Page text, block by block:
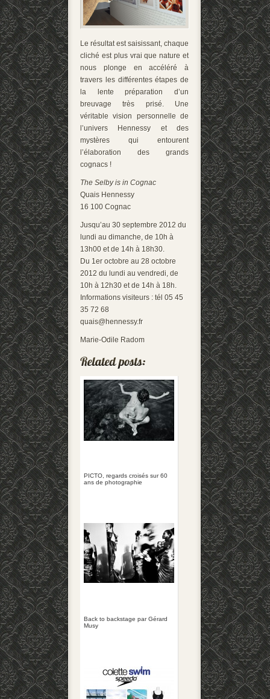
Le résultat est saisissant, chaque
cliché est plus vrai que nature et
nous plonge en accéléré à
travers les différentes étapes de
la lente préparation d’un
breuvage très prisé. Une
véritable vision personnelle de
l’univers Hennessy et des
mystères qui entourent
l’élaboration des grands
cognacs !
The Selby is in Cognac
Quais Hennessy
16 100 Cognac
Jusqu’au 30 septembre 2012 du
lundi au dimanche, de 10h à
13h00 et de 14h à 18h30.
Du 1er octobre au 28 octobre
2012 du lundi au vendredi, de
10h à 12h30 et de 14h à 18h.
Informations visiteurs : tél 05 45
35 72 68
quais@hennessy.fr
Marie-Odile Radom
PICTO, regards croisés sur 60
ans de photographie
Back to backstage par Gérard
Musy